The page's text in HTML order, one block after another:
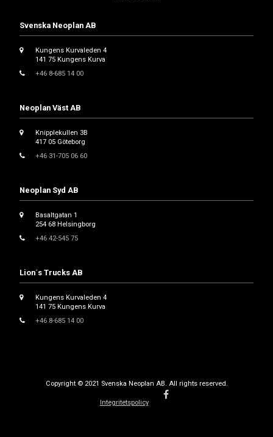
Svenska Neoplan AB
Kungens Kurvaleden 4
141 75 Kungens Kurva
+46 8-685 14 00
Neoplan Väst AB
Knipplekullen 3B
417 05 Göteborg
+46 31-705 06 60
Neoplan Syd AB
Basaltgatan 1
254 68 Helsingborg
+46 42-545 75
Lion´s Trucks AB
Kungens Kurvaleden 4
141 75 Kungens Kurva
+46 8-685 14 00
Copyright © 2021 Svenska Neoplan AB. All rights reserved.
Integritetspolicy